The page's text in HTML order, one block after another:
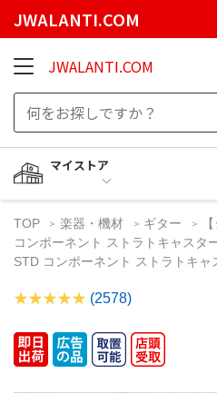
JWALANTI.COM
JWALANTI.COM
マイストア
TOP 楽器・機材 ギター
コンポーネント ストラトキャスタ
STD コンポーネント ストラトキャ
(2578)